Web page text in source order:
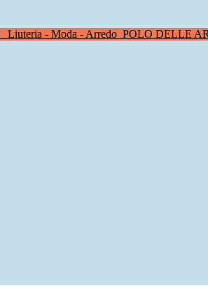
Liuteria - Moda - Arredo POLO DELLE